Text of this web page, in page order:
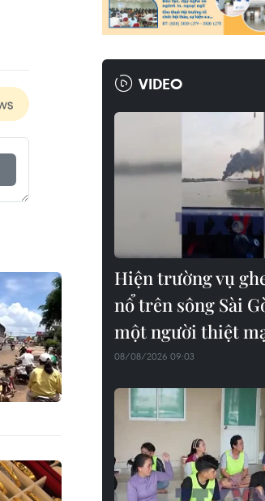
VIDEO
Hiện trường vụ
nổ trên sông Sài
một người thiệt
08/08/2026 09:03